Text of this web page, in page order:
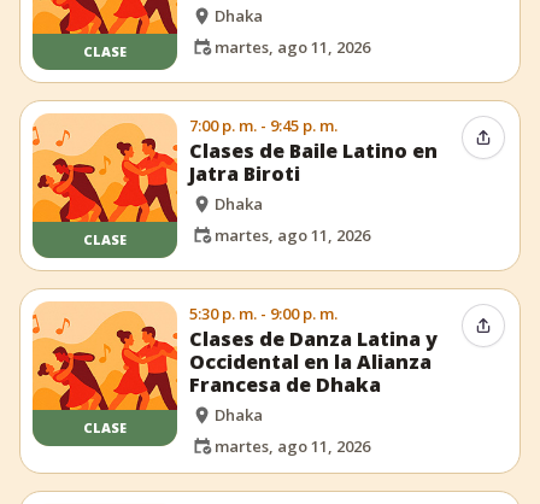
CLASE
Dhaka
martes, ago 11, 2026
CLASE
7:00 p. m. - 9:45 p. m.
Clases de Baile Latino en
Jatra Biroti
Dhaka
martes, ago 11, 2026
CLASE
5:30 p. m. - 9:00 p. m.
Clases de Danza Latina y
Occidental en la Alianza
Francesa de Dhaka
Dhaka
martes, ago 11, 2026